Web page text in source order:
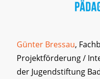
Günter Bressau,
Projektförderung /
der Jugendstiftung